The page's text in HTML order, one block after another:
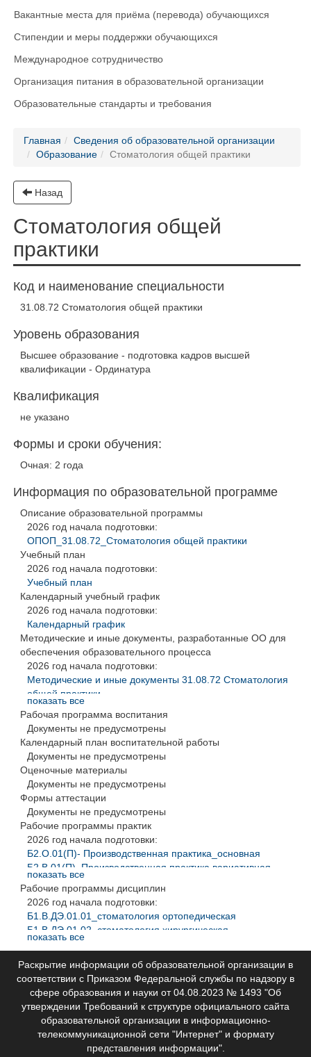
Вакантные места для приёма (перевода) обучающихся
Стипендии и меры поддержки обучающихся
Международное сотрудничество
Организация питания в образовательной организации
Образовательные стандарты и требования
Главная
Сведения об образовательной организации
Образование
Стоматология общей практики
Назад
Стоматология общей
практики
Код и наименование специальности
31.08.72 Стоматология общей практики
Уровень образования
Высшее образование - подготовка кадров высшей
квалификации - Ординатура
Квалификация
не указано
Формы и сроки обучения:
Очная: 2 года
Информация по образовательной программе
Описание образовательной программы
2026 год начала подготовки:
ОПОП_31.08.72_Стоматология общей практики
Учебный план
2026 год начала подготовки:
Учебный план
Календарный учебный график
2026 год начала подготовки:
Календарный график
Методические и иные документы, разработанные ОО для
обеспечения образовательного процесса
2026 год начала подготовки:
Методические и иные документы 31.08.72 Стоматология
общей практики
РП_ГИА_стоматология общей практики
По всем годам:
Метод. материалы_ Стоматология общей практики
показать все
Рабочая программа воспитания
Документы не предусмотрены
Календарный план воспитательной работы
Документы не предусмотрены
Оценочные материалы
Документы не предусмотрены
Формы аттестации
Документы не предусмотрены
Рабочие программы практик
2026 год начала подготовки:
Б2.О.01(П)- Производственная практика_основная
Б2.В.01(П)_Производственная практика вариативная
показать все
Рабочие программы дисциплин
2026 год начала подготовки:
Б1.В.ДЭ.01.01_стоматология ортопедическая
Б1.В.ДЭ.01.02_стоматология хирургическая
РП_Б1.О.01_РП_Стоматология общей практики
Б.1О.0.3 Гигиена и эпидемиология
Б1.О.0.4 Микробиология
Б1.О.0.5 Педагогика
Б1.О.0.6. Мед реабилитация
Б1.О.0.7 Острые и неотл сост
Б1.О.0.8 ЭВН и КК
показать все
Раскрытие информации об образовательной организации в
соответствии с Приказом Федеральной службы по надзору в
сфере образования и науки от 04.08.2023 № 1493 "Об
утверждении Требований к структуре официального сайта
образовательной организации в информационно-
телекоммуникационной сети "Интернет" и формату
представления информации".